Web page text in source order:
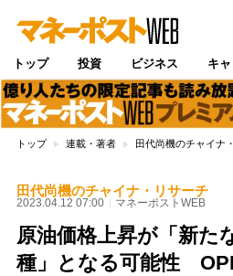
トップ 投資 ビジネス キ
トップ 連載・著者 田代尚機のチャイナ
田代尚機のチャイナ・リサーチ
2023.04.12 07:00 マネーポストWEB
原油価格上昇が「新た
種」となる可能性